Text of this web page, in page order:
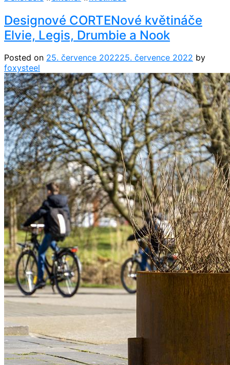
Designové CORTENové květináče
Elvie, Legis, Drumbie a Nook
Posted on 25. července 202225. července 2022 by
foxysteel